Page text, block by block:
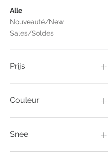
Alle
Nouveauté/New
Sales/Soldes
Prijs
Couleur
Snee
36